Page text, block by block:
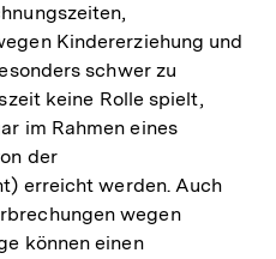
Kindererziehung und
schwer zu
keine Rolle spielt,
im Rahmen eines
der
erreicht werden. Auch
wegen
können einen